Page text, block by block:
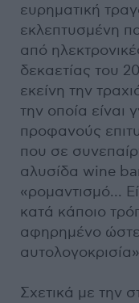
ευρηματική
εκλεπτυσμένη
από
δεκαετίας του
εκείνη την
την οποία είναι
προφανούς
που σε
αλυσίδα wine
«ρομαντισμό...
κατά κάποιο
αφηρημένο ώστε
Σχετικά με την